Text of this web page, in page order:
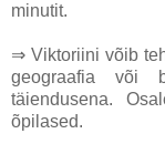
minutit.
⇒ Viktoriini võib
geograafia või
täiendusena.
õpilased.